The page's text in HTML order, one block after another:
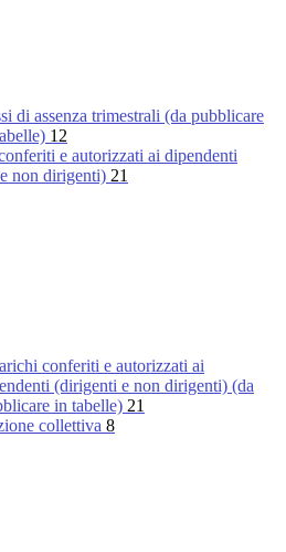
di assenza trimestrali (da pubblicare
12
e autorizzati ai dipendenti
non dirigenti) 21
conferiti e autorizzati ai
(dirigenti e non dirigenti) (da
in tabelle) 21
collettiva 8